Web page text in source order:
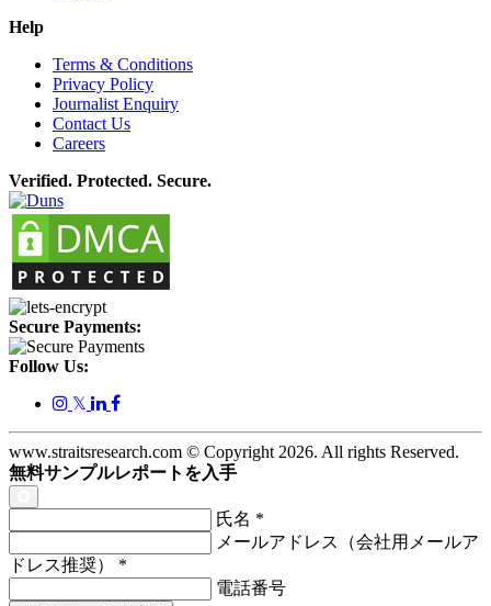
Help
Terms & Conditions
Privacy Policy
Journalist Enquiry
Contact Us
Careers
Verified. Protected. Secure.
Secure Payments:
Follow Us:
𝕏
www.straitsresearch.com © Copyright 2026. All rights Reserved.
無料サンプルレポートを入手
氏名 *
メールアドレス（会社用メールア
ドレス推奨） *
電話番号